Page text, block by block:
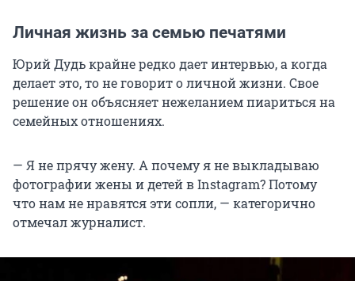
Личная жизнь за семью печатями
Юрий Дудь крайне редко дает интервью, а когда
делает это, то не говорит о личной жизни. Свое
решение он объясняет нежеланием пиариться на
семейных отношениях.
— Я не прячу жену. А почему я не выкладываю
фотографии жены и детей в Instagram? Потому
что нам не нравятся эти сопли, — категорично
отмечал журналист.